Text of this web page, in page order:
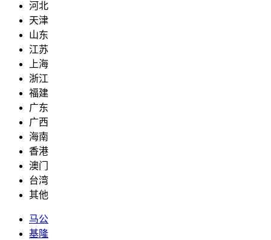
河北
天津
山东
江苏
上海
浙江
福建
广东
广西
海南
香港
澳门
台湾
其他
马公
基隆